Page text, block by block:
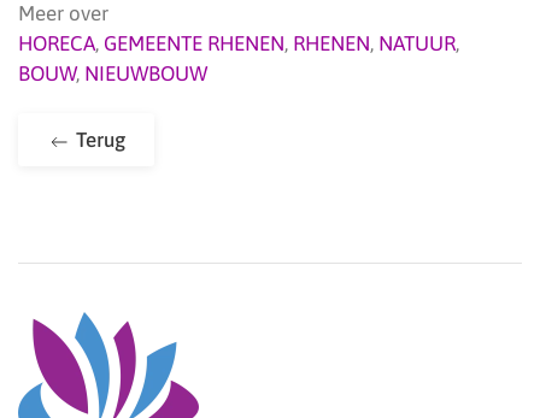
Meer over
HORECA, GEMEENTE RHENEN, RHENEN, NATUUR,
BOUW, NIEUWBOUW
Terug